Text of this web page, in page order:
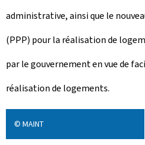
administrative, ainsi que le
(PPP) pour la réalisation de
par le gouvernement en vue de
réalisation de logements.
© MAINT